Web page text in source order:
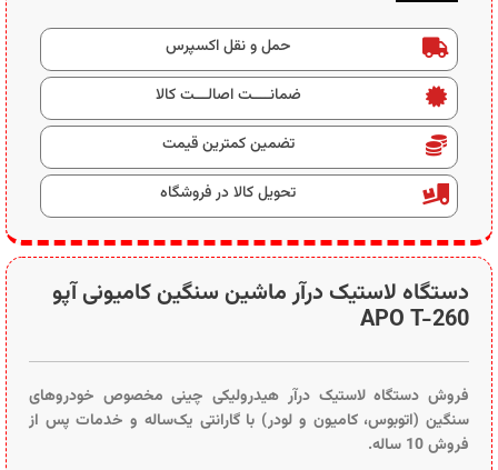
دستگاه لاستیک درآر ماشین سنگین کامیونی آپو
APO T-260
فروش دستگاه لاستیک درآر هیدرولیکی چینی مخصوص خودروهای
سنگین (اتوبوس، کامیون و لودر) با گارانتی یک‌ساله و خدمات پس از
فروش 10 ساله.
حمل و نقل اکسپرس
ضمانــــت اصالـــت کالا
تضمین کمترین قیمت
تحویل کالا در فروشگاه